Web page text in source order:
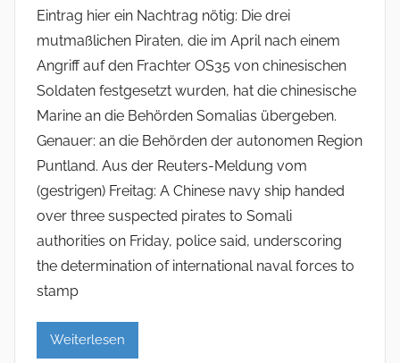
Eintrag hier ein Nachtrag nötig: Die drei
mutmaßlichen Piraten, die im April nach einem
Angriff auf den Frachter OS35 von chinesischen
Soldaten festgesetzt wurden, hat die chinesische
Marine an die Behörden Somalias übergeben.
Genauer: an die Behörden der autonomen Region
Puntland. Aus der Reuters-Meldung vom
(gestrigen) Freitag: A Chinese navy ship handed
over three suspected pirates to Somali
authorities on Friday, police said, underscoring
the determination of international naval forces to
stamp
Weiterlesen